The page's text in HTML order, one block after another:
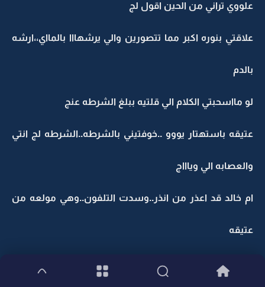
علووي تراني من الحين اقول لج
علاقتي بنوره اكبر مما تتصورين والي يرشهااا بالمااي،،ارشه
بالدم
لو مااسحبتي الكلام الي قلتيه ببلغ الشرطه عنج
عتيقه باستهتار يووو ..خوفتيني بالشرطه..الشرطه لج انتي
والعصابه الي وياااج
ام خالد قد اعذر من انذر..وسدت التلفون..وهي مولعه من
عتيقه